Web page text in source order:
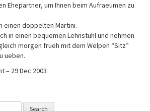
Ehepartner, um Ihnen beim Aufraeumen zu
einen doppelten Martini.
in einen bequemen Lehnstuhl und nehmen
morgen frueh mit dem Welpen “Sitz”
ueben.
– 29 Dec 2003